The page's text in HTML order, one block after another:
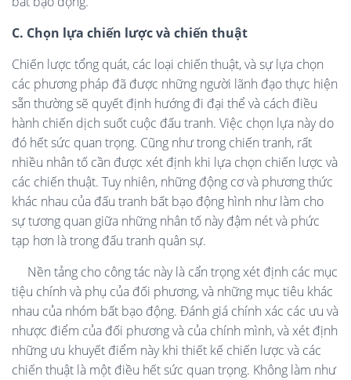
C. Chọn lựa chiến lược và chiến thuật
Chiến lược tổng quát, các loại chiến thuật, và sự lựa chọn
các phương pháp đã được những người lãnh đạo thực hiện
sẵn thường sẽ quyết định hướng đi đại thể và cách điều
hành chiến dịch suốt cuộc đấu tranh. Việc chọn lựa này do
đó hết sức quan trọng. Cũng như trong chiến tranh, rất
nhiều nhân tố cần được xét định khi lựa chọn chiến lược và
các chiến thuật. Tuy nhiên, những động cơ và phương thức
khác nhau của đấu tranh bất bạo động hình như làm cho
sự tương quan giữa những nhân tố này đậm nét và phức
tạp hơn là trong đấu tranh quân sự.
Nền tảng cho công tác này là cẩn trọng xét định các mục
tiệu chính và phụ của đối phương, và những mục tiêu khác
nhau của nhóm bất bạo động. Đánh giá chính xác các ưu và
nhược điểm của đối phương và của chính mình, và xét định
những ưu khuyết điểm này khi thiết kế chiến lược và các
chiến thuật là một điều hết sức quan trọng. Không làm như